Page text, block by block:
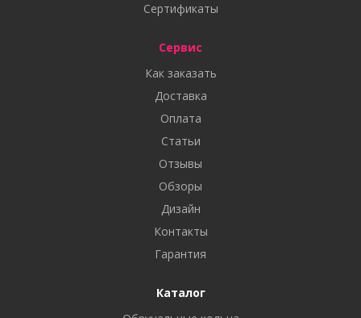
Сертификаты
Сервис
Как заказать
Доставка
Оплата
Статьи
Отзывы
Обзоры
Дизайн
Контакты
Гарантия
Каталог